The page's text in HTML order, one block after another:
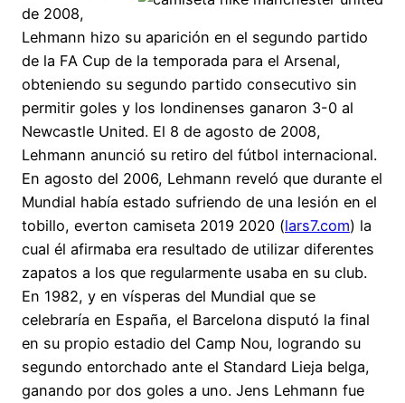
de 2008,
Lehmann hizo su aparición en el segundo partido
de la FA Cup de la temporada para el Arsenal,
obteniendo su segundo partido consecutivo sin
permitir goles y los londinenses ganaron 3-0 al
Newcastle United. El 8 de agosto de 2008,
Lehmann anunció su retiro del fútbol internacional.
En agosto del 2006, Lehmann reveló que durante el
Mundial había estado sufriendo de una lesión en el
tobillo, everton camiseta 2019 2020 (lars7.com) la
cual él afirmaba era resultado de utilizar diferentes
zapatos a los que regularmente usaba en su club.
En 1982, y en vísperas del Mundial que se
celebraría en España, el Barcelona disputó la final
en su propio estadio del Camp Nou, logrando su
segundo entorchado ante el Standard Lieja belga,
ganando por dos goles a uno. Jens Lehmann fue